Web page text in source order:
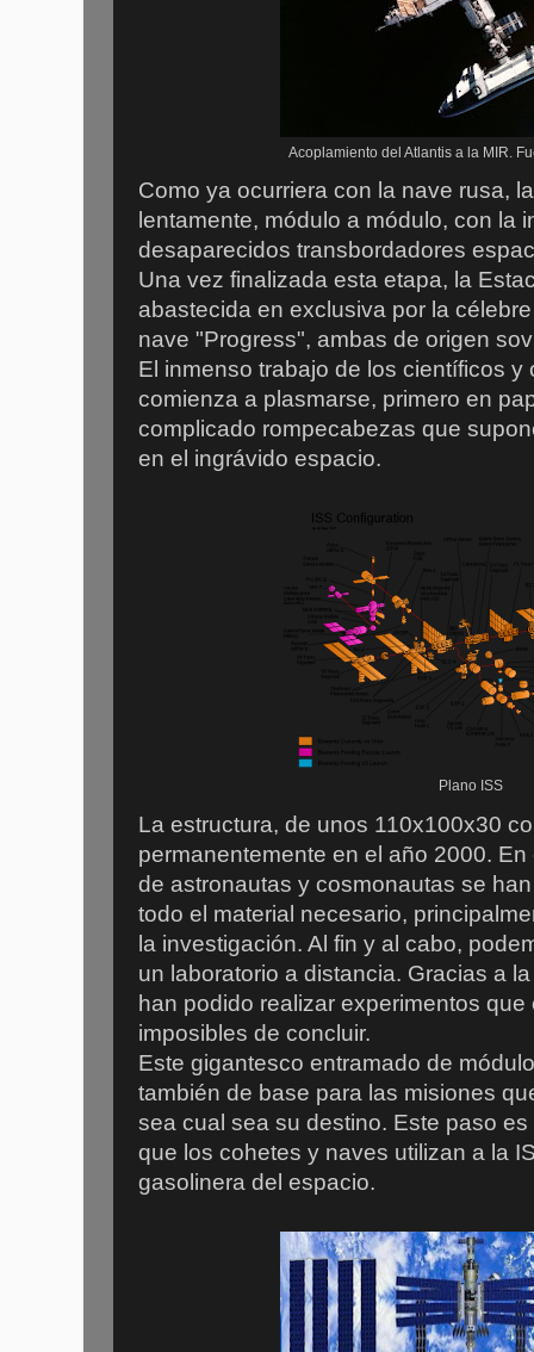
Acoplamiento del Atlantis a la MIR.
Como ya ocurriera con la nave rusa,
lentamente, módulo a módulo, con la
desaparecidos transbordadores
Una vez finalizada esta etapa, la
abastecida en exclusiva por la
nave "Progress", ambas de origen
El inmenso trabajo de los científicos y
comienza a plasmarse, primero en
complicado rompecabezas que
en el ingrávido espacio.
Plano ISS
La estructura, de unos 110x100x30
permanentemente en el año 2000.
de astronautas y cosmonautas se
todo el material necesario,
la investigación. Al fin y al cabo,
un laboratorio a distancia. Gracias a
han podido realizar experimentos
imposibles de concluir.
Este gigantesco entramado de
también de base para las misiones
sea cual sea su destino. Este paso
que los cohetes y naves utilizan a la
gasolinera del espacio.